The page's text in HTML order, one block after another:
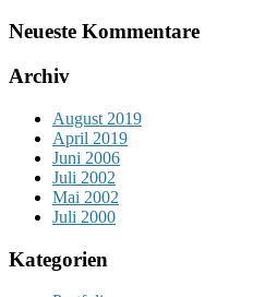
Neueste Kommentare
Archiv
August 2019
April 2019
Juni 2006
Juli 2002
Mai 2002
Juli 2000
Kategorien